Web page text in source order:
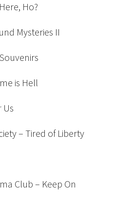
Ho?
Mysteries II
is Hell
Us
– Tired of Liberty
Club – Keep On